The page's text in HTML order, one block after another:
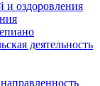
и оздоровления
деятельность